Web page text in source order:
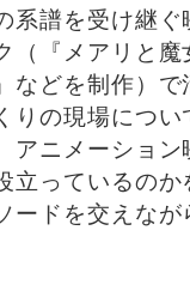
系譜を受け継
（『メアリと
などを制作）で
りの現場につい
アニメーショ
立っているの
ードを交えなが